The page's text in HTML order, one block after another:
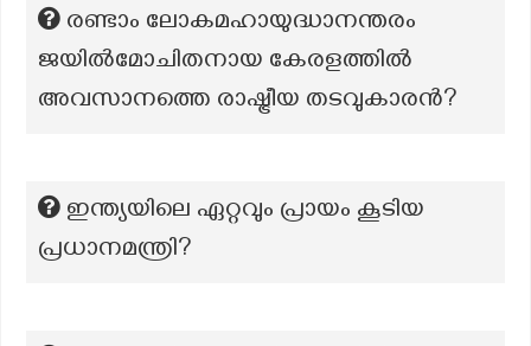
രണ്ടാം ലോകമഹായുദ്ധാനന്തരം
ജയിൽമോചിതനായ കേരളത്തിൽ
അവസാനത്തെ രാഷ്ട്രീയ തടവുകാരൻ?
ഇന്ത്യയിലെ ഏറ്റവും പ്രായം കൂടിയ
പ്രധാനമന്ത്രി?